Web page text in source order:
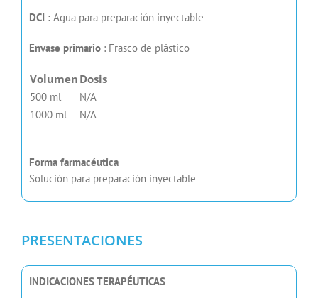
DCI : Agua para preparación inyectable
Envase primario : Frasco de plástico
Volumen Dosis
500 ml
N/A
1000 ml
N/A
Forma farmacéutica
Solución para preparación inyectable
PRESENTACIONES
INDICACIONES TERAPÉUTICAS